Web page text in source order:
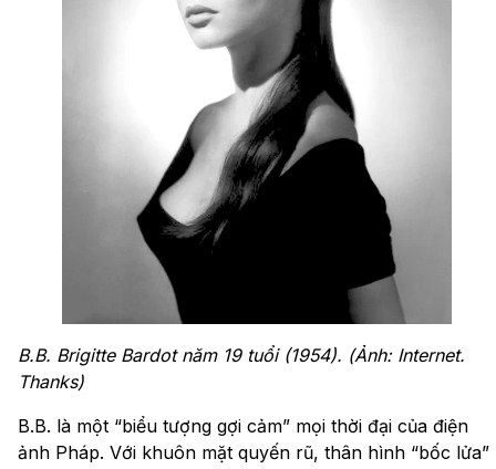
B.B. Brigitte Bardot năm 19 tuổi (1954). (Ảnh: Internet.
Thanks)
B.B. là một “biểu tượng gợi cảm” mọi thời đại của điện
ảnh Pháp. Với khuôn mặt quyến rũ, thân hình “bốc lửa”